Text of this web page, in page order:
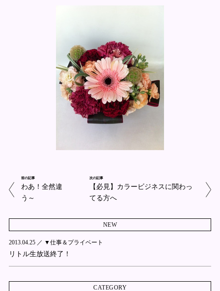
前の記事
わあ！全然違
う～
次の記事
【必見】カラービジネスに関わっ
てる方へ
NEW
2013.04.25 ／ ▼仕事＆プライベート
リトル生放送終了！
CATEGORY